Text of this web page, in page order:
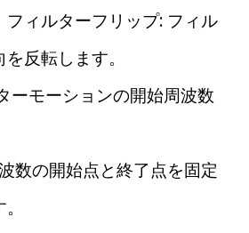
フィルターフリップ: フィル
反転します。
ーモーションの開始周波数
数の開始点と終了点を固定